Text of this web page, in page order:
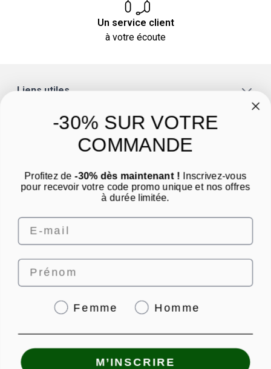
Un service client
à votre écoute
Liens utiles
Nous contacter par email
© PUNCH POWER 2026 | Paiement sécurisé | *Norme AFNOR NF EN 17444. Voir
fiche produit.
-30% SUR VOTRE
COMMANDE
Profitez de -30% dès maintenant ! Inscrivez-vous
pour recevoir votre code promo unique et nos offres
à durée limitée.
Email
Prénom
GenreFemme Homme
M’INSCRIRE